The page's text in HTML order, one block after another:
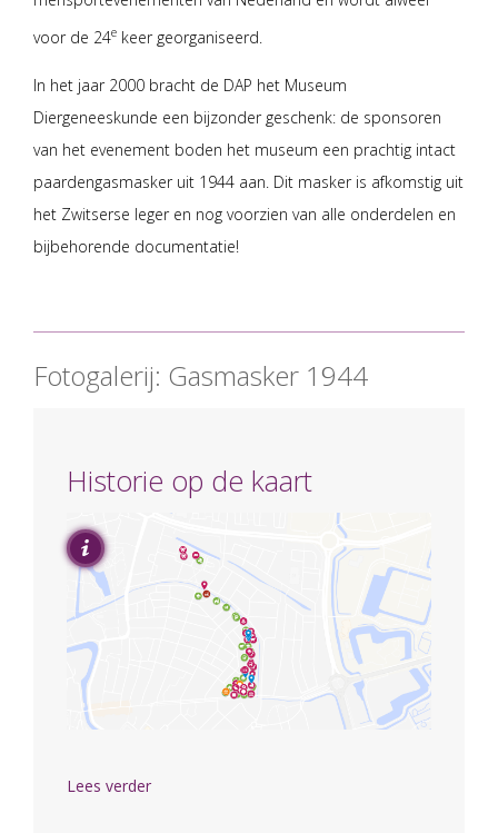
voor de 24e keer georganiseerd.
In het jaar 2000 bracht de DAP het Museum
Diergeneeskunde een bijzonder geschenk: de sponsoren
van het evenement boden het museum een prachtig intact
paardengasmasker uit 1944 aan. Dit masker is afkomstig uit
het Zwitserse leger en nog voorzien van alle onderdelen en
bijbehorende documentatie!
Fotogalerij: Gasmasker 1944
Historie op de kaart
Lees verder